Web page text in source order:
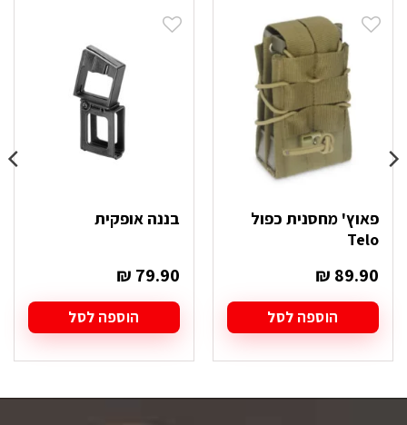
פאוץ' מחסנית כפול
Telo
₪ 89.90
הוספה לסל
בננה אופקית
₪ 79.90
הוספה לסל